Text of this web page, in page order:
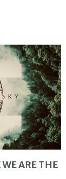
ARE THE